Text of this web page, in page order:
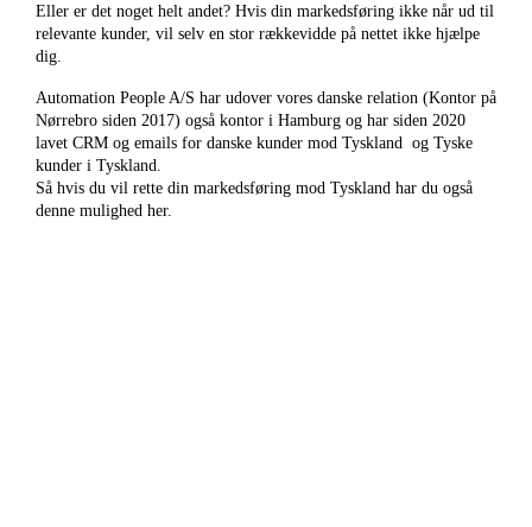
Eller er det noget helt andet? Hvis din markedsføring ikke når ud til
relevante kunder, vil selv en stor rækkevidde på nettet ikke hjælpe
dig.
Automation People A/S har udover vores danske relation (Kontor på
Nørrebro siden 2017) også kontor i Hamburg og har siden 2020
lavet CRM og emails for danske kunder mod Tyskland og Tyske
kunder i Tyskland.
Så hvis du vil rette din markedsføring mod Tyskland har du også
denne mulighed her.